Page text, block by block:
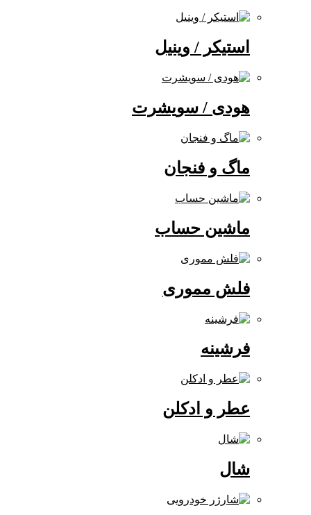
استیکر / وینیل
هودی / سویشرت
ماگ و فنجان
ماشین حساب
فلش مموری
عطر و ادکلن